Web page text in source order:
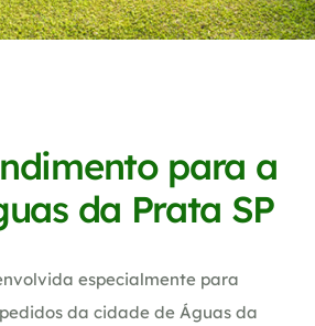
para a
da Prata SP
especialmente para
da cidade de Águas da